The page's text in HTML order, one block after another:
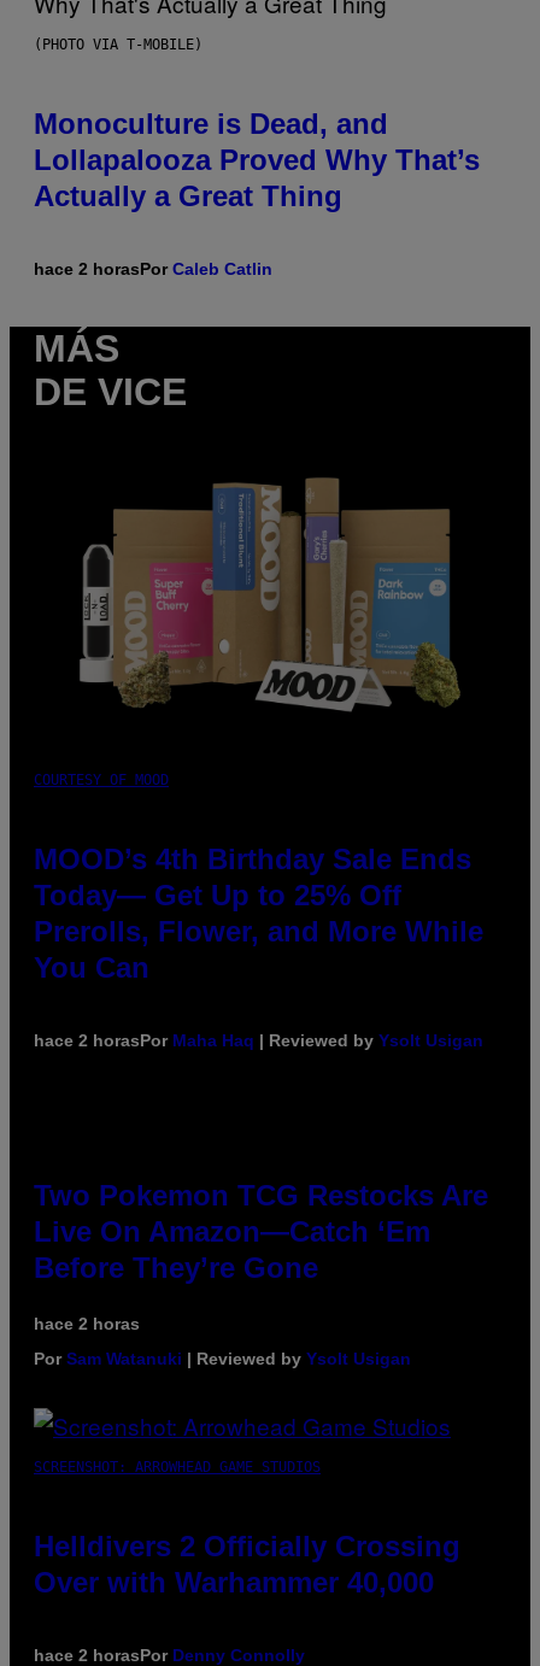
(PHOTO VIA T-MOBILE)
Monoculture is Dead, and
Lollapalooza Proved Why That’s
Actually a Great Thing
hace 2 horasPorCaleb Catlin
MÁS
DE VICE
COURTESY OF MOOD
MOOD’s 4th Birthday Sale Ends
Today— Get Up to 25% Off
Prerolls, Flower, and More While
You Can
hace 2 horasPor Maha Haq | Reviewed by Ysolt Usigan
Two Pokemon TCG Restocks Are
Live On Amazon—Catch ‘Em
Before They’re Gone
hace 2 horas
PorSam Watanuki | Reviewed by Ysolt Usigan
SCREENSHOT: ARROWHEAD GAME STUDIOS
Helldivers 2 Officially Crossing
Over with Warhammer 40,000
hace 2 horasPor Denny Connolly